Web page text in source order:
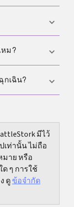
ตรวจทันที
าเป็นอันตราย
จริง
ชีวิตประจำวัน
หม?
ะความตึงได้ชัด
กเฉิน?
แพทย์หากปวด
ล้ว
มีไว้
เท่านั้น ไม่ถือ
าย หรือ
ๆ การใช้
ดูข้อจำกัด